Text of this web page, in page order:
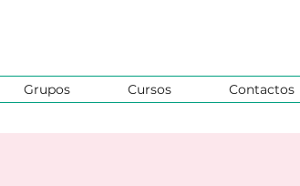
Grupos Cursos Contactos